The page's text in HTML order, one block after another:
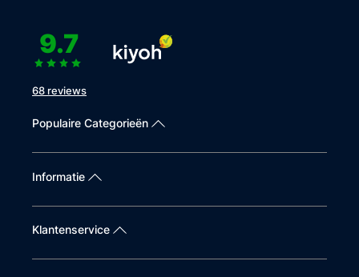
9.7
68 reviews
Populaire Categorieën
Informatie
Klantenservice